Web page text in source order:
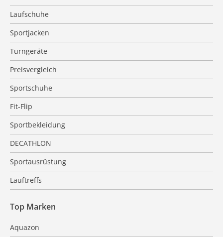
Laufschuhe
Sportjacken
Turngeräte
Preisvergleich
Sportschuhe
Fit-Flip
Sportbekleidung
DECATHLON
Sportausrüstung
Lauftreffs
Top Marken
Aquazon